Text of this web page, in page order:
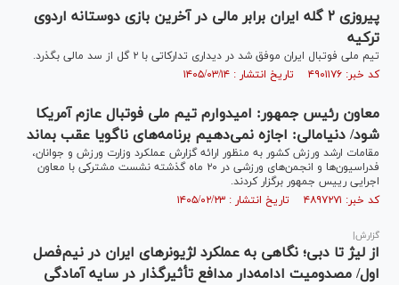
پیروزی ۲ گله ایران برابر مالی در آخرین بازی دوستانه اردوی
ترکیه
تیم ملی فوتبال ایران موفق شد در دیداری تدارکاتی با ۲ گل از سد مالی بگذرد.
کد خبر: ۴۹۰۱۱۷۶ تاریخ انتشار : ۱۴۰۵/۰۳/۱۴
معاون رئیس جمهور: امیدوارم تیم ملی فوتبال عازم آمریکا
شود/ دنیامالی: اجازه نمی‌دهیم برنامه‌های ناگویا عقب بماند
مقامات ارشد ورزش کشور به منظور ارائه گزارش عملکرد وزارت ورزش و جوانان،
فدراسیون‌ها و انجمن‌های ورزشی در ۲۰ ماه گذشته نشست مشترکی با معاون
اجرایی رییس جمهور برگزار کردند.
کد خبر: ۴۸۹۷۲۷۱ تاریخ انتشار : ۱۴۰۵/۰۲/۲۳
گزارش|
از لیژ تا دبی؛ نگاهی به عملکرد لژیونر‌های ایران در نیم‌فصل
اول/ مصدومیت ادامه‌دار مدافع تأثیرگذار در سایه آمادگی